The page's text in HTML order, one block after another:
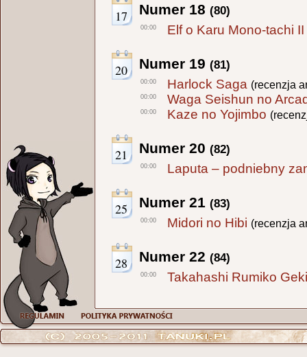
17 Numer 18 (80)
00:00 Elf o Karu Mono-tachi II
20 Numer 19 (81)
00:00 Harlock Saga (recenzja
00:00 Waga Seishun no
00:00 Kaze no Yojimbo
21 Numer 20 (82)
00:00 Laputa – podniebny
25 Numer 21 (83)
00:00 Midori no Hibi (recenzja
28 Numer 22 (84)
00:00 Takahashi Rumiko